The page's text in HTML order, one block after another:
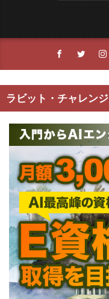
ラビット・チャレンジ